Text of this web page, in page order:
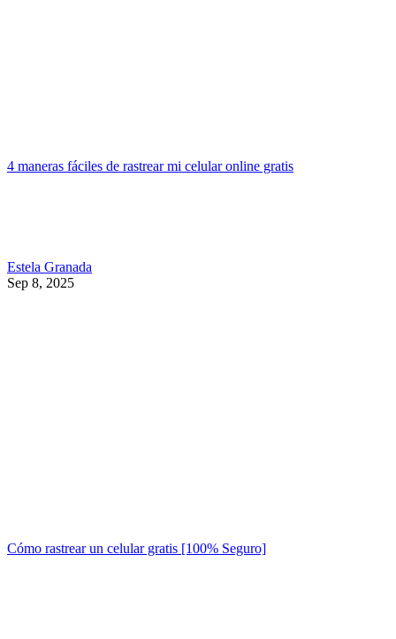
4 maneras fáciles de rastrear mi celular online gratis
Estela Granada
Sep 8, 2025
Cómo rastrear un celular gratis [100% Seguro]